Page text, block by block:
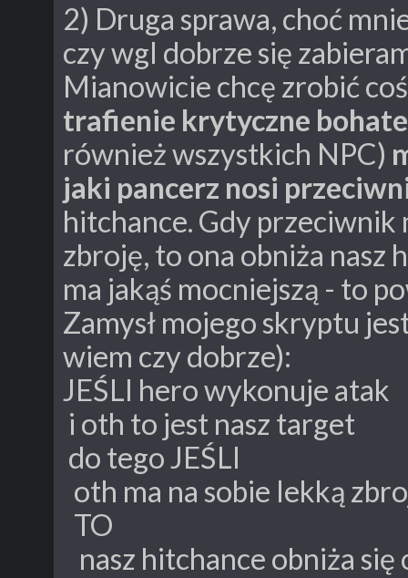
2) Druga sprawa, choć
czy wgl dobrze się
Mianowicie chcę zrobić
trafienie krytyczne
również wszystkich NPC)
jaki pancerz nosi
hitchance. Gdy przeciwnik
zbroję, to ona obniża nasz
ma jakąś mocniejszą - to
Zamysł mojego skryptu
wiem czy dobrze):
JEŚLI hero wykonuje atak
i oth to jest nasz target
do tego JEŚLI
oth ma na sobie lekką
TO
nasz hitchance obniża